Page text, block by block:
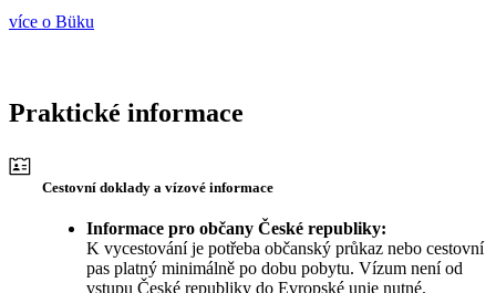
více o Büku
Praktické informace
Cestovní doklady a vízové informace
Informace pro občany České republiky:
K vycestování je potřeba občanský průkaz nebo cestovní
pas platný minimálně po dobu pobytu. Vízum není od
vstupu České republiky do Evropské unie nutné.